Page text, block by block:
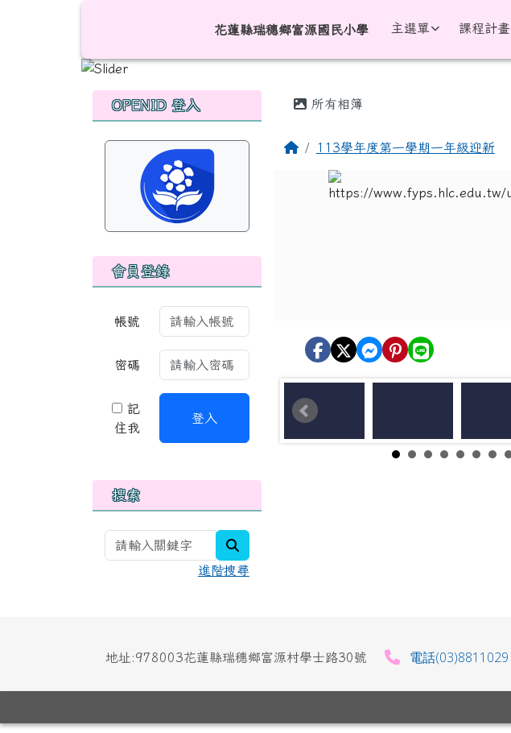
花蓮縣瑞穗鄉富源國民小學
花蓮縣瑞穗鄉富源國民小學 主選單 課程計畫
左邊區域內容
OPENID 登入
會員登錄
帳號
密碼
記
住我
登入
搜索
進階搜尋
主內容區域
所有相簿
回首頁113學年度第一學期一年級迎新
頁尾區域
地址:978003花蓮縣瑞穗鄉富源村學士路30號 電話(03)8811029